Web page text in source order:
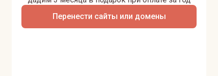
Перенести сайты или домены